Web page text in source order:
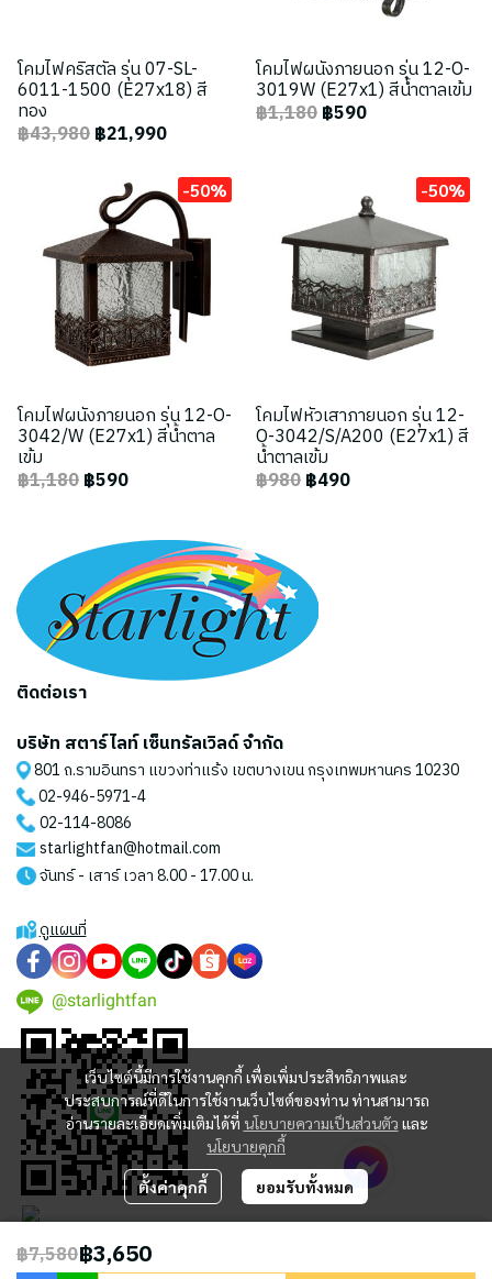
โคมไฟคริสตัล รุ่น 07-SL-
6011-1500 (E27x18) สี
ทอง
฿43,980฿21,990
โคมไฟผนังภายนอก รุ่น 12-O-
3019W (E27x1) สีน้ำตาลเข้ม
฿1,180฿590
-50%
โคมไฟผนังภายนอก รุ่น 12-O-
3042/W (E27x1) สีน้ำตาล
เข้ม
฿1,180฿590
-50%
โคมไฟหัวเสาภายนอก รุ่น 12-
O-3042/S/A200 (E27x1) สี
น้ำตาลเข้ม
฿980฿490
฿7,580฿3,650
เว็บไซต์นี้มีการใช้งานคุกกี้ เพื่อเพิ่มประสิทธิภาพและ
ประสบการณ์ที่ดีในการใช้งานเว็บไซต์ของท่าน ท่านสามารถ
อ่านรายละเอียดเพิ่มเติมได้ที่ นโยบายความเป็นส่วนตัว และ
นโยบายคุกกี้
ตั้งค่าคุกกี้ ยอมรับทั้งหมด
ติดต่อเรา
บริษัท สตาร์ไลท์ เซ็นทรัลเวิลด์ จำกัด
801 ถ.รามอินทรา แขวงท่าแร้ง เขตบางเขน กรุงเทพมหานคร 10230
02-946-5971-4
02-114-8086
starlightfan@hotmail.com
จันทร์ - เสาร์ เวลา 8.00 - 17.00 น.
ดูแผนที่
@starlightfan